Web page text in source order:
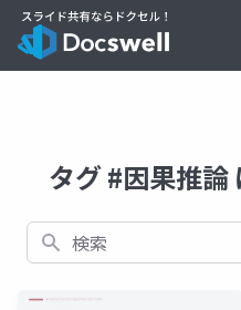
タグ #因果推論
検索